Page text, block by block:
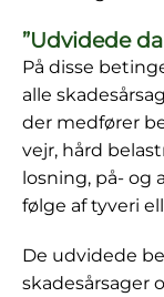
”Udvidede
På disse
alle
der medfører
vejr, hård
losning, på-
følge af tyveri
De udvidede
skadesårsager